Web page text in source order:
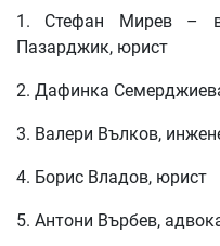
1. Стефан Мирев –
Пазарджик, юрист
2. Дафинка
3. Валери Вълков,
4. Борис Владов, юрист
5. Антони Върбев,